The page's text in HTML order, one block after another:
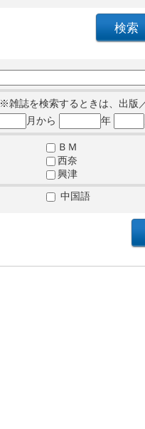
※雑誌を検索するときは、出版
月から 年
ＢＭ
西奈
興津
中国語